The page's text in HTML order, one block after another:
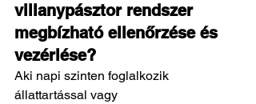
villanypásztor rendszer
megbízható ellenőrzése és
vezérlése?
Aki napi szinten foglalkozik
állattartással vagy